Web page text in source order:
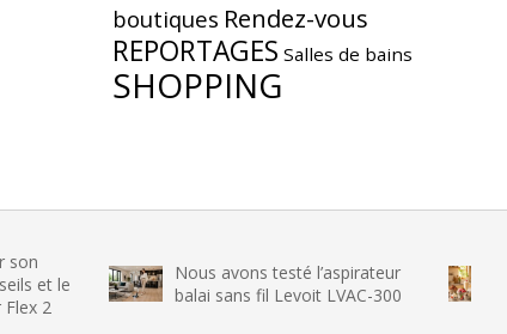
boutiques Rendez-vous
REPORTAGES Salles de bains
SHOPPING
Nous avons testé l’aspirateur
balai sans fil Levoit LVAC-300
Nous
glace